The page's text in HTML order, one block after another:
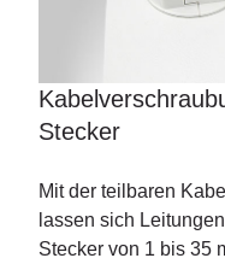
Stecker
Mit der teilbaren
lassen sich
Stecker von 1 bis 35